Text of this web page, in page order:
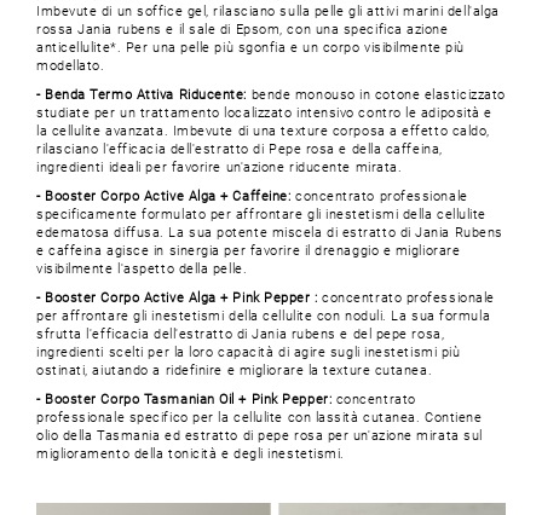
Imbevute di un soffice gel, rilasciano sulla pelle gli attivi marini dell'alga
rossa Jania rubens e il sale di Epsom, con una specifica azione
anticellulite*. Per una pelle più sgonfia e un corpo visibilmente più
modellato.
- Benda Termo Attiva Riducente: bende monouso in cotone elasticizzato
studiate per un trattamento localizzato intensivo contro le adiposità e
la cellulite avanzata. Imbevute di una texture corposa a effetto caldo,
rilasciano l'efficacia dell'estratto di Pepe rosa e della caffeina,
ingredienti ideali per favorire un'azione riducente mirata.
- Booster Corpo Active Alga + Caffeine: concentrato professionale
specificamente formulato per affrontare gli inestetismi della cellulite
edematosa diffusa. La sua potente miscela di estratto di Jania Rubens
e caffeina agisce in sinergia per favorire il drenaggio e migliorare
visibilmente l'aspetto della pelle.
- Booster Corpo Active Alga + Pink Pepper :concentrato professionale
per affrontare gli inestetismi della cellulite con noduli. La sua formula
sfrutta l'efficacia dell'estratto di Jania rubens e del pepe rosa,
ingredienti scelti per la loro capacità di agire sugli inestetismi più
ostinati, aiutando a ridefinire e migliorare la texture cutanea.
- Booster Corpo Tasmanian Oil + Pink Pepper: concentrato
professionale specifico per la cellulite con lassità cutanea. Contiene
olio della Tasmania ed estratto di pepe rosa per un'azione mirata sul
miglioramento della tonicità e degli inestetismi.